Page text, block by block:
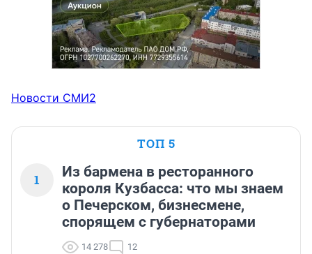
Новости СМИ2
ТОП 5
1
Из бармена в ресторанного
короля Кузбасса: что мы знаем
о Печерском, бизнесмене,
спорящем с губернаторами
14 278 12